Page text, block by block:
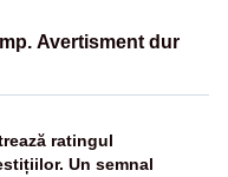
Avertisment dur
ratingul
Un semnal